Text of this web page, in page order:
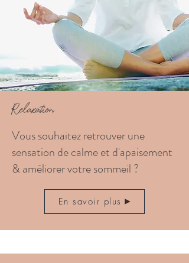
Relaxation
Vous souhaitez retrouver une
sensation de calme et d'apaisement
& améliorer votre sommeil ?
En savoir plus